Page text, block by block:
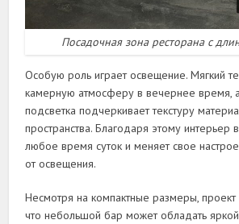
Посадочная зона ресторана с
Особую роль играет освещение. Мягкий
камерную атмосферу в вечернее время,
подсветка подчеркивает текстуру
пространства. Благодаря этому интерьер
любое время суток и меняет свое
от освещения.
Несмотря на компактные размеры, проект
что небольшой бар может обладать яркой